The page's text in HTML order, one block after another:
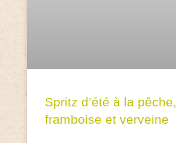
Spritz d’été à la pêche,
framboise et verveine